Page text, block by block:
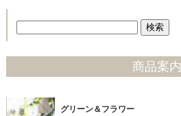
商品案内
グリーン＆フラワー